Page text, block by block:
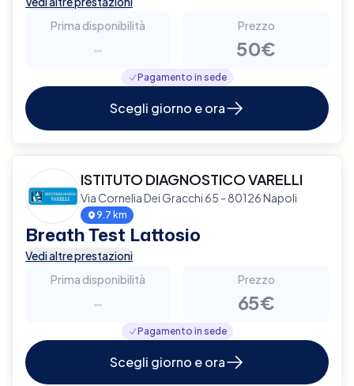
Prima disponibilità
-
Prezzo
50€
Pagamento in sede
Scegli giorno e ora
ISTITUTO DIAGNOSTICO VARELLI
Via Cornelia Dei Gracchi 65 - 80126 Napoli
9.7 km
Breath Test Lattosio
Vedi altre prestazioni
Prima disponibilità
-
Prezzo
65€
Pagamento in sede
Scegli giorno e ora